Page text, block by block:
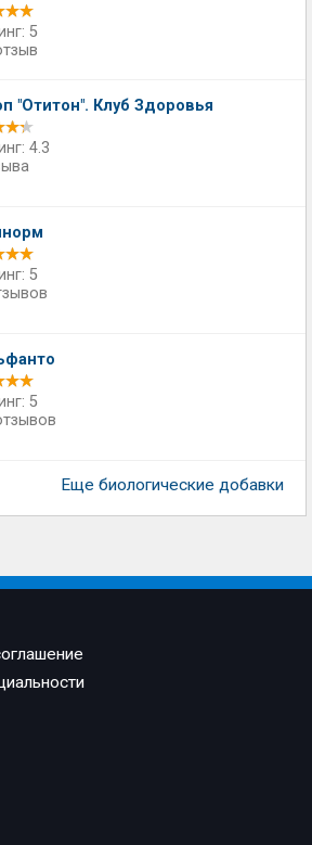
5
"Отитон". Клуб Здоровья
4.3
5
5
Еще биологические добавки